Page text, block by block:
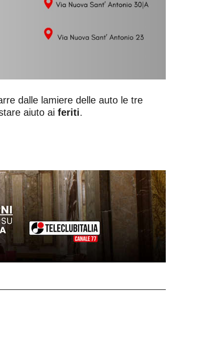
dalle lamiere delle auto le tre
aiuto ai feriti.